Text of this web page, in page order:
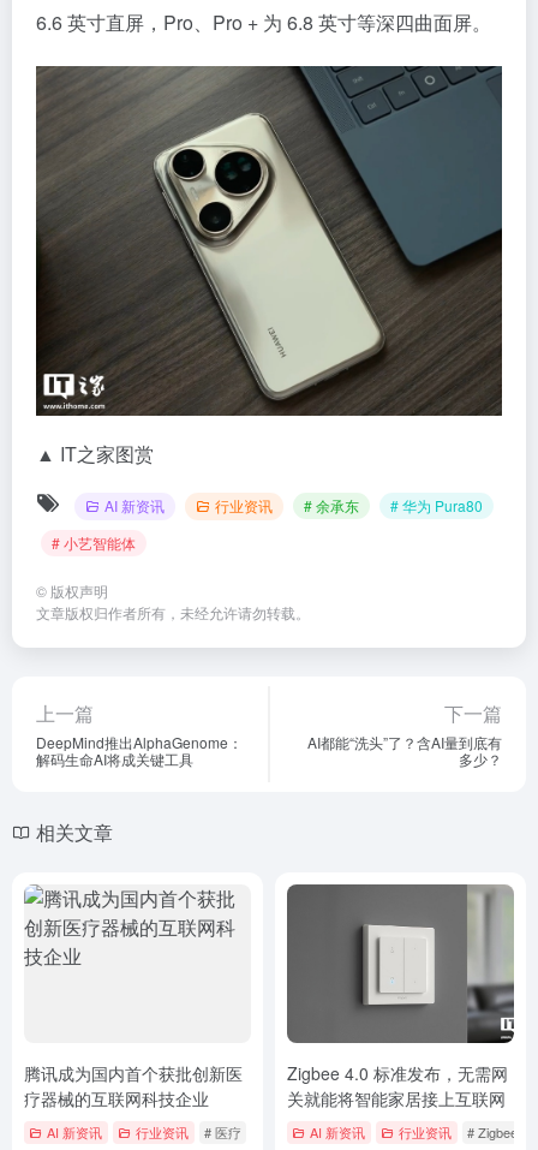
6.6 英寸直屏，Pro、Pro + 为 6.8 英寸等深四曲面屏。
▲ IT之家图赏
AI 新资讯 行业资讯 # 余承东
# 华为 Pura80
# 小艺智能体
© 版权声明
文章版权归作者所有，未经允许请勿转载。
上一篇
DeepMind推出AlphaGenome：
解码生命AI将成关键工具
下一篇
AI都能“洗头”了？含AI量到底有
多少？
相关文章
腾讯成为国内首个获批创新医
疗器械的互联网科技企业
AI 新资讯 行业资讯 # 医疗
Zigbee 4.0 标准发布，无需网
关就能将智能家居接上互联网
AI 新资讯 行业资讯 # Zigbee 4.0